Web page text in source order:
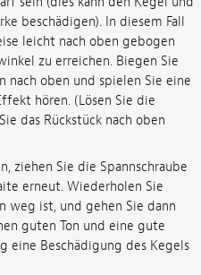
beschädigen). In diesem Fall
leicht nach oben gebogen
zu erreichen. Biegen Sie
nach oben und spielen Sie eine
hören. (Lösen Sie die
das Rückstück nach oben
ziehen Sie die Spannschraube
erneut. Wiederholen Sie
weg ist, und gehen Sie dann
guten Ton und eine gute
eine Beschädigung des Kegels